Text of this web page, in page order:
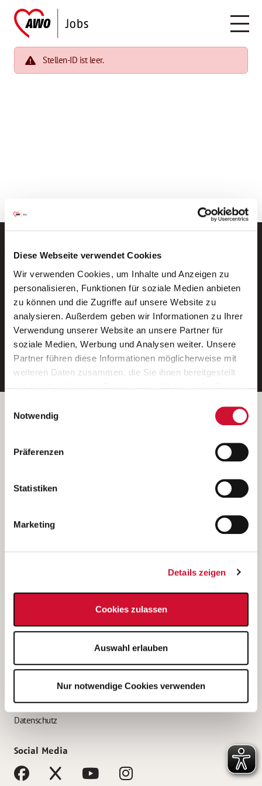
Diese Webseite verwendet Cookies
Wir verwenden Cookies, um Inhalte und Anzeigen zu
personalisieren, Funktionen für soziale Medien anbieten
zu können und die Zugriffe auf unsere Website zu
analysieren. Außerdem geben wir Informationen zu Ihrer
Verwendung unserer Website an unsere Partner für
soziale Medien, Werbung und Analysen weiter. Unsere
Partner führen diese Informationen möglicherweise mit
weiteren Daten zusammen, die Sie ihnen bereitgestellt
Wenn Sie auf „Cookies zulassen“ klicken, so stimmen
Sie der Speicherung sämtlicher Cookies zu. Sie können
Ihre Einwilligung selbstverständlich jederzeit widerrufen,
indem Sie die Cookie-Einstellungen aufrufen und diese
unsererDatenschutzerklärung
Notwendig
Präferenzen
Statistiken
Marketing
Details zeigen
Cookies zulassen
Auswahl erlauben
Nur notwendige Cookies verwenden
Stellen-ID ist leer.
Neue Stellen per E-Mail.
Ein kostenloser Service von AWO
Jobs.
E-Mail-Adresse eintragen
Betreiber der Webseite
Kantstraße 45a
(Ein Tochterunternehmen des AWO Bezirksverbandes Unterfranken
e.V.)
Bewerbung als Altenpflegehelfer*in
Bewerbung als Erzieher*in
AWO Gliederungen nach Bundesland
Impressum
Datenschutz
Social Media